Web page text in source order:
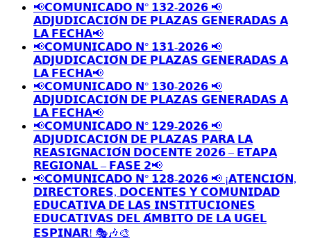
📢𝗖𝗢𝗠𝗨𝗡𝗜𝗖𝗔𝗗𝗢 𝗡° 𝟭𝟯𝟮-𝟮𝟬𝟮𝟲 📢
𝗔𝗗𝗝𝗨𝗗𝗜𝗖𝗔𝗖𝗜𝗢́𝗡 𝗗𝗘 𝗣𝗟𝗔𝗭𝗔𝗦 𝗚𝗘𝗡𝗘𝗥𝗔𝗗𝗔𝗦 𝗔
𝗟𝗔 𝗙𝗘𝗖𝗛𝗔📢
📢𝗖𝗢𝗠𝗨𝗡𝗜𝗖𝗔𝗗𝗢 𝗡° 𝟭𝟯𝟭-𝟮𝟬𝟮𝟲 📢
𝗔𝗗𝗝𝗨𝗗𝗜𝗖𝗔𝗖𝗜𝗢́𝗡 𝗗𝗘 𝗣𝗟𝗔𝗭𝗔𝗦 𝗚𝗘𝗡𝗘𝗥𝗔𝗗𝗔𝗦 𝗔
𝗟𝗔 𝗙𝗘𝗖𝗛𝗔📢
📢𝗖𝗢𝗠𝗨𝗡𝗜𝗖𝗔𝗗𝗢 𝗡° 𝟭𝟯𝟬-𝟮𝟬𝟮𝟲 📢
𝗔𝗗𝗝𝗨𝗗𝗜𝗖𝗔𝗖𝗜𝗢́𝗡 𝗗𝗘 𝗣𝗟𝗔𝗭𝗔𝗦 𝗚𝗘𝗡𝗘𝗥𝗔𝗗𝗔𝗦 𝗔
𝗟𝗔 𝗙𝗘𝗖𝗛𝗔📢
📢𝗖𝗢𝗠𝗨𝗡𝗜𝗖𝗔𝗗𝗢 𝗡° 𝟭𝟮𝟵-𝟮𝟬𝟮𝟲 📢
𝗔𝗗𝗝𝗨𝗗𝗜𝗖𝗔𝗖𝗜𝗢́𝗡 𝗗𝗘 𝗣𝗟𝗔𝗭𝗔𝗦 𝗣𝗔𝗥𝗔 𝗟𝗔
𝗥𝗘𝗔𝗦𝗜𝗚𝗡𝗔𝗖𝗜𝗢́𝗡 𝗗𝗢𝗖𝗘𝗡𝗧𝗘 𝟮𝟬𝟮𝟲 – 𝗘𝗧𝗔𝗣𝗔
𝗥𝗘𝗚𝗜𝗢𝗡𝗔𝗟 – 𝗙𝗔𝗦𝗘 𝟮📢
📢𝗖𝗢𝗠𝗨𝗡𝗜𝗖𝗔𝗗𝗢 𝗡° 𝟭𝟮𝟴-𝟮𝟬𝟮𝟲 📢 ¡𝗔𝗧𝗘𝗡𝗖𝗜𝗢́𝗡,
𝗗𝗜𝗥𝗘𝗖𝗧𝗢𝗥𝗘𝗦, 𝗗𝗢𝗖𝗘𝗡𝗧𝗘𝗦 𝗬 𝗖𝗢𝗠𝗨𝗡𝗜𝗗𝗔𝗗
𝗘𝗗𝗨𝗖𝗔𝗧𝗜𝗩𝗔 𝗗𝗘 𝗟𝗔𝗦 𝗜𝗡𝗦𝗧𝗜𝗧𝗨𝗖𝗜𝗢𝗡𝗘𝗦
𝗘𝗗𝗨𝗖𝗔𝗧𝗜𝗩𝗔𝗦 𝗗𝗘𝗟 𝗔́𝗠𝗕𝗜𝗧𝗢 𝗗𝗘 𝗟𝗔 𝗨𝗚𝗘𝗟
𝗘𝗦𝗣𝗜𝗡𝗔𝗥! 🎭🎶🎨